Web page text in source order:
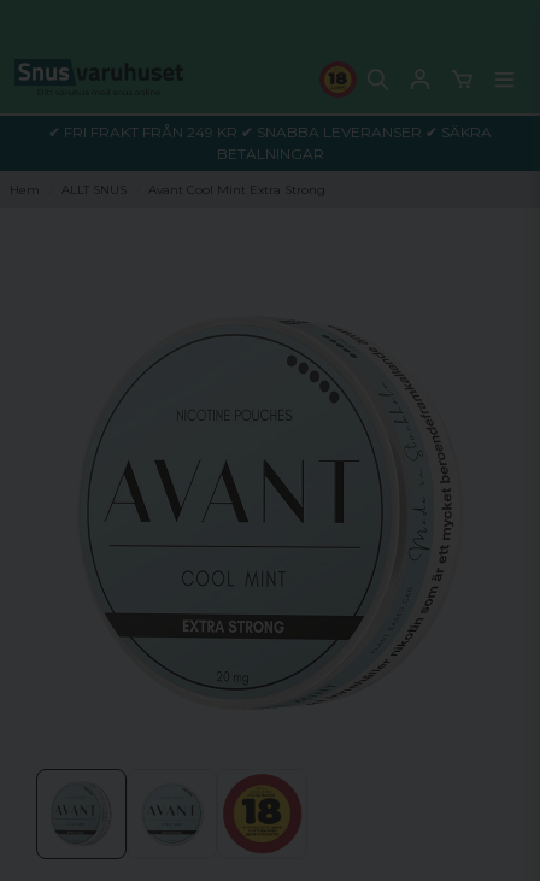
✔ FRI FRAKT FRÅN 249 KR ✔ SNABBA LEVERANSER ✔ SÄKRA
BETALNINGAR
Hem ALLT SNUS Avant Cool Mint Extra Strong